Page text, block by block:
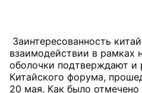
Заинтересованность
взаимодействии в рамках
оболочки подтверждают и
Китайского форума,
20 мая. Как было